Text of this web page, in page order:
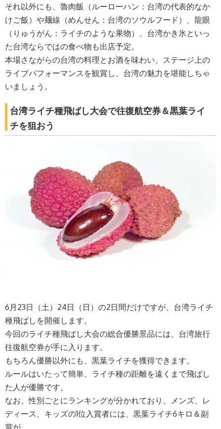
それ以外にも、魯肉飯（ルーローハン：台湾の代表的なか
けご飯）や麺線（めんせん：台湾のソウルフード）、龍眼
（りゅうがん：ライチのような果物）、台湾かき氷といっ
た台湾ならではの食べ物も出店予定。
本場さながらの台湾の料理とお酒を味わい、ステージ上の
ライブパフォーマンスを観賞し、台湾の魅力を堪能しちゃ
いましょう。
台湾ライチ種飛ばし大会で往復航空券＆黒葉ライ
チを狙おう
6月23日（土）24日（日）の2日間だけですが、台湾ライチ
種飛ばしを開催します。
今回のライチ種飛ばし大会の総合優勝景品には、台湾旅行
往復航空券が手に入ります。
もちろん優勝以外にも、黒葉ライチを獲得できます。
ルールはいたって簡単、ライチ種の距離を遠くまで飛ばし
た人が優勝です。
なお、性別ごとにランキングが分かれており、メンズ、レ
ディース、キッズの1位入賞者には、黒葉ライチ6キロ＆副
賞が。